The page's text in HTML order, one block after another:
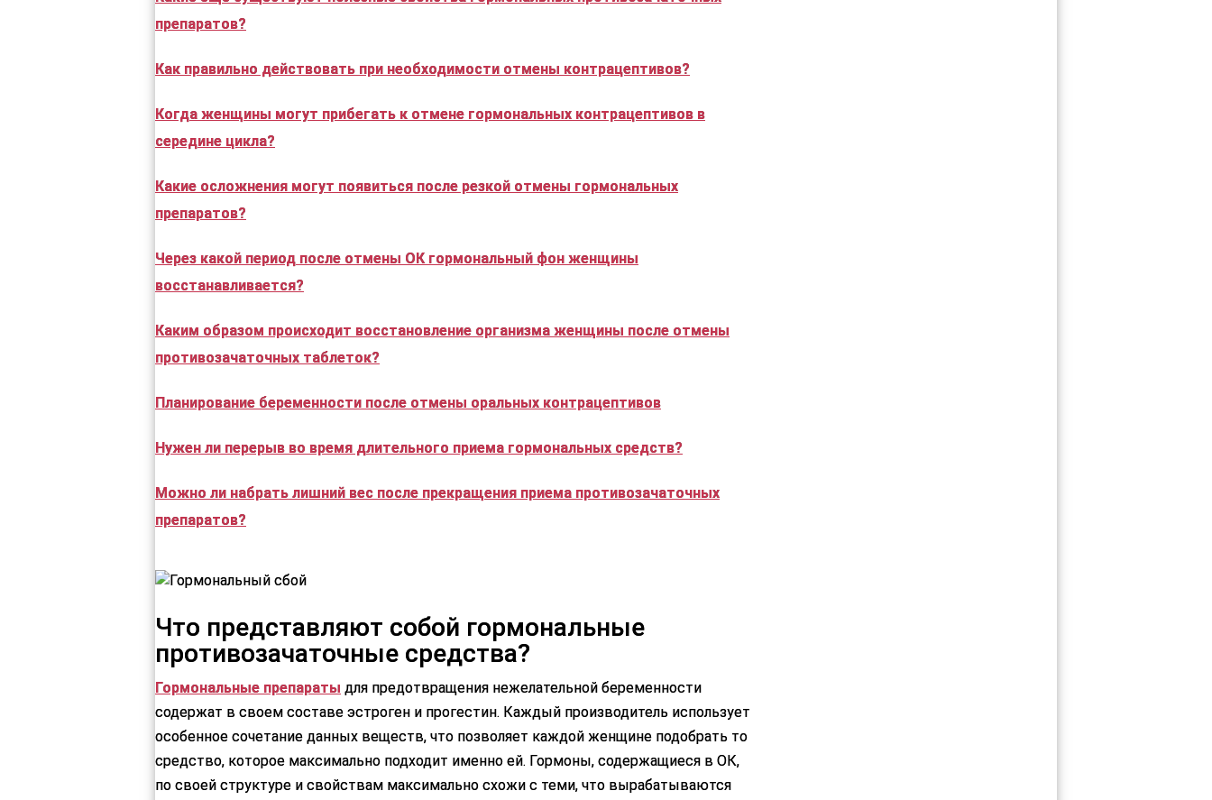
препаратов?
Как правильно действовать при необходимости отмены контрацептивов?
Когда женщины могут прибегать к отмене гормональных контрацептивов в
середине цикла?
Какие осложнения могут появиться после резкой отмены гормональных
препаратов?
Через какой период после отмены ОК гормональный фон женщины
восстанавливается?
Каким образом происходит восстановление организма женщины после отмены
противозачаточных таблеток?
Планирование беременности после отмены оральных контрацептивов
Нужен ли перерыв во время длительного приема гормональных средств?
Можно ли набрать лишний вес после прекращения приема противозачаточных
препаратов?
Что представляют собой гормональные
противозачаточные средства?
Гормональные препараты для предотвращения нежелательной беременности
содержат в своем составе эстроген и прогестин. Каждый производитель использует
особенное сочетание данных веществ, что позволяет каждой женщине подобрать то
средство, которое максимально подходит именно ей. Гормоны, содержащиеся в ОК,
по своей структуре и свойствам максимально схожи с теми, что вырабатываются